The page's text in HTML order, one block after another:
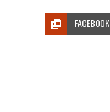
FACEBOOK